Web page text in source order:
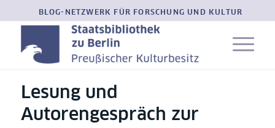
BLOG-NETZWERK FÜR FORSCHUNG UND KULTUR
Lesung und
Autorengespräch zur